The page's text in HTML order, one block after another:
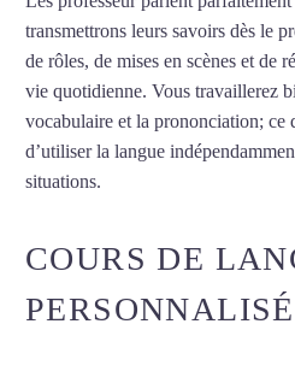
transmettrons leurs savoirs dès le
de rôles, de mises en scènes et de
vie quotidienne. Vous travaillerez
vocabulaire et la prononciation; ce
d’utiliser la langue
situations.
COURS DE